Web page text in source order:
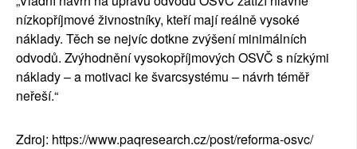
nízkopříjmové živnostníky, kteří mají reálně vysoké
náklady. Těch se nejvíc dotkne zvýšení minimálních
odvodů. Zvýhodnění vysokopříjmových OSVČ s nízkými
náklady – a motivaci ke švarcsystému – návrh téměř
neřeší.“
Zdroj: https://www.paqresearch.cz/post/reforma-osvc/